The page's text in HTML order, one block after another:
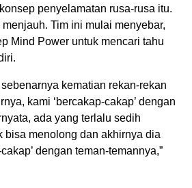
penyelamatan rusa-rusa itu.
Tim ini mulai menyebar,
Mind Power untuk mencari tahu
kematian rekan-rekan
kami ‘bercakap-cakap’ dengan
ada yang terlalu sedih
bisa menolong dan akhirnya dia
dengan teman-temannya,”